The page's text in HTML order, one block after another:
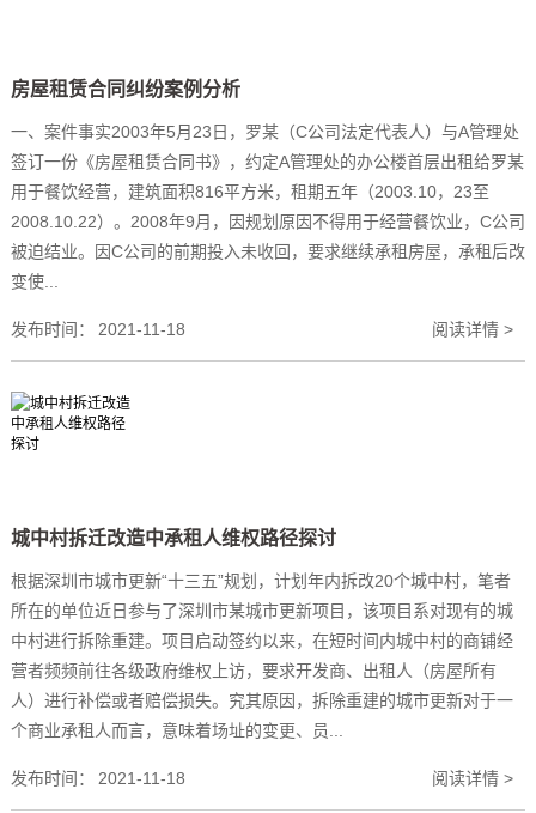
房屋租赁合同纠纷案例分析
一、案件事实2003年5月23日，罗某（C公司法定代表人）与A管理处
签订一份《房屋租赁合同书》，约定A管理处的办公楼首层出租给罗某
用于餐饮经营，建筑面积816平方米，租期五年（2003.10，23至
2008.10.22）。2008年9月，因规划原因不得用于经营餐饮业，C公司
被迫结业。因C公司的前期投入未收回，要求继续承租房屋，承租后改
变使...
发布时间： 2021-11-18 阅读详情 >
城中村拆迁改造中承租人维权路径探讨
根据深圳市城市更新“十三五”规划，计划年内拆改20个城中村，笔者
所在的单位近日参与了深圳市某城市更新项目，该项目系对现有的城
中村进行拆除重建。项目启动签约以来，在短时间内城中村的商铺经
营者频频前往各级政府维权上访，要求开发商、出租人（房屋所有
人）进行补偿或者赔偿损失。究其原因，拆除重建的城市更新对于一
个商业承租人而言，意味着场址的变更、员...
发布时间： 2021-11-18 阅读详情 >